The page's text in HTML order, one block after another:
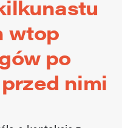
wtop
po
nimi